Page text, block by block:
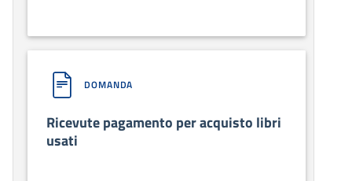
DOMANDA
Ricevute pagamento per acquisto libri
usati